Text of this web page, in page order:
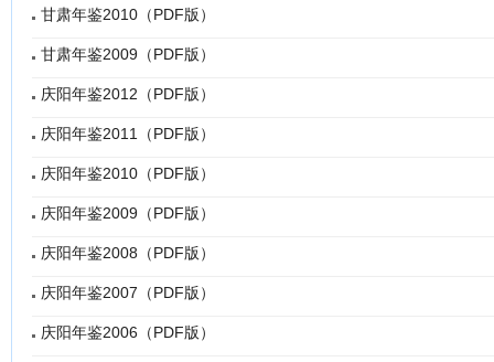
甘肃年鉴2010（PDF版）
甘肃年鉴2009（PDF版）
庆阳年鉴2012（PDF版）
庆阳年鉴2011（PDF版）
庆阳年鉴2010（PDF版）
庆阳年鉴2009（PDF版）
庆阳年鉴2008（PDF版）
庆阳年鉴2007（PDF版）
庆阳年鉴2006（PDF版）